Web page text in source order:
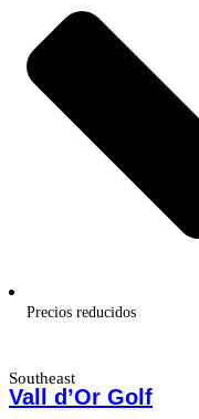
Precios reducidos
Southeast
Vall d’Or Golf